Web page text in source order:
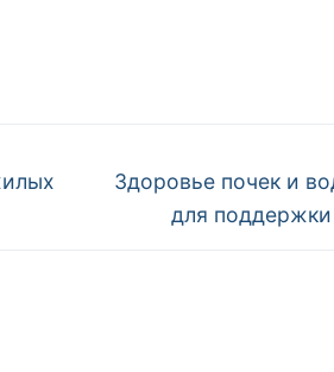
Следующая
запись:
Здоровье почек и
для поддержки